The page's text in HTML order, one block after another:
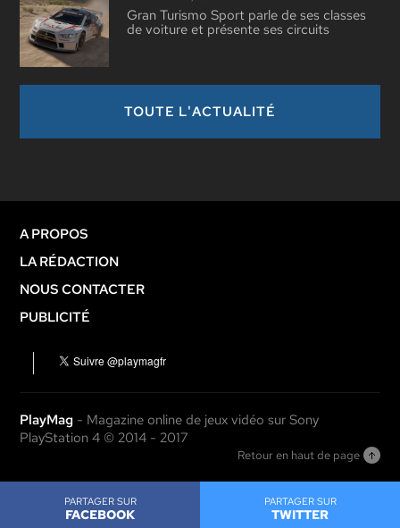
PARTAGER SUR
FACEBOOK
PARTAGER SUR
TWITTER
Gran Turismo Sport parle de ses classes
de voiture et présente ses circuits
TOUTE L'ACTUALITÉ
A PROPOS
LA RÉDACTION
NOUS CONTACTER
PUBLICITÉ
PlayMag - Magazine online de jeux vidéo sur Sony
PlayStation 4 © 2014 - 2017
Retour en haut de page